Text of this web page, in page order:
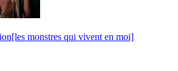
monstres qui vivent en moi]